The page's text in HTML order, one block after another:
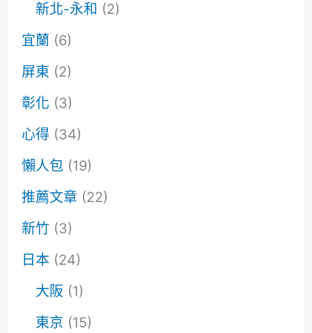
新北-永和 (2)
宜蘭 (6)
屏東 (2)
彰化 (3)
心得 (34)
懶人包 (19)
推薦文章 (22)
新竹(3)
日本 (24)
大阪 (1)
東京 (15)